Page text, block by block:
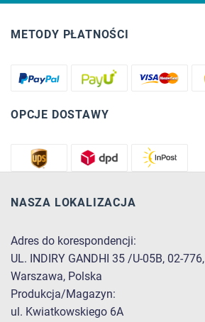
METODY PŁATNOŚCI
OPCJE DOSTAWY
NASZA LOKALIZACJA
Adres do korespondencji:
UL. INDIRY GANDHI 35 /U-05B, 02-776,
Warszawa, Polska
Produkcja/Magazyn:
ul. Kwiatkowskiego 6A